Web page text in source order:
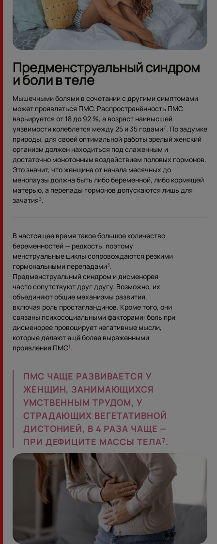
Предменструальный синдром
и боли в теле
Мышечными болями в сочетании с другими симптомами
может проявляться ПМС. Распространённость ПМС
варьируется от 18 до 92 %, а возраст наивысшей
уязвимости колеблется между 25 и 35 годами7. По задумке
природы, для своей оптимальной работы зрелый женский
организм должен находиться под слаженным и
достаточно монотонным воздействием половых гормонов.
Это значит, что женщина от начала месячных до
менопаузы должна быть либо беременной, либо кормящей
матерью, а перепады гормонов допускаются лишь для
зачатия3.
В настоящее время такое большое количество
беременностей — редкость, поэтому
менструальные циклы сопровождаются резкими
гормональными перепадами3.
Предменструальный синдром и дисменорея
часто сопутствуют друг другу. Возможно, их
объединяют общие механизмы развития,
включая роль простагландинов. Кроме того, они
связаны психосоциальными факторами: боль при
дисменорее провоцирует негативные мысли,
которые делают ещё более выраженными
проявления ПМС1.
ПМС ЧАЩЕ РАЗВИВАЕТСЯ У
ЖЕНЩИН, ЗАНИМАЮЩИХСЯ
УМСТВЕННЫМ ТРУДОМ, У
СТРАДАЮЩИХ ВЕГЕТАТИВНОЙ
ДИСТОНИЕЙ, В 4 РАЗА ЧАЩЕ —
ПРИ ДЕФИЦИТЕ МАССЫ ТЕЛА7.